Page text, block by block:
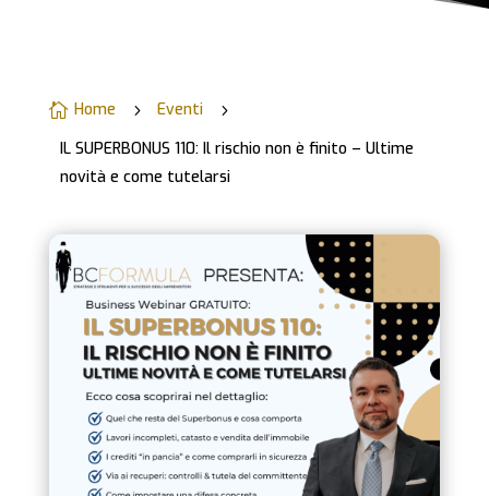
 Home 5 Eventi 5
IL SUPERBONUS 110: Il rischio non è finito – Ultime
novità e come tutelarsi